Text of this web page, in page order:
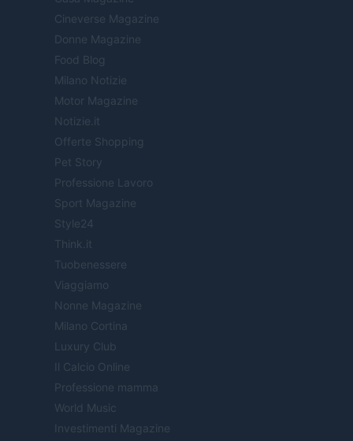
Cineverse Magazine
Donne Magazine
Food Blog
Milano Notizie
Motor Magazine
Notizie.it
Offerte Shopping
Pet Story
Professione Lavoro
Sport Magazine
Style24
Think.it
Tuobenessere
Viaggiamo
Nonne Magazine
Milano Cortina
Luxury Club
Il Calcio Online
Professione mamma
World Music
Investimenti Magazine